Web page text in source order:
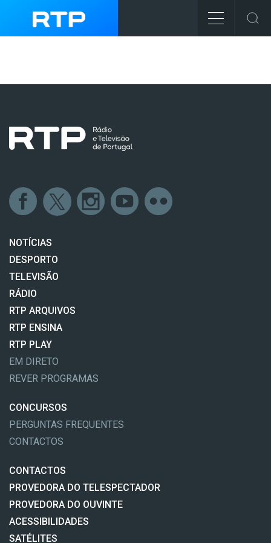
NOTÍCIAS
DESPORTO
TELEVISÃO
RÁDIO
RTP ARQUIVOS
RTP ENSINA
RTP PLAY
EM DIRETO
REVER PROGRAMAS
CONCURSOS
PERGUNTAS FREQUENTES
CONTACTOS
CONTACTOS
PROVEDORA DO TELESPECTADOR
PROVEDORA DO OUVINTE
ACESSIBILIDADES
SATÉLITES